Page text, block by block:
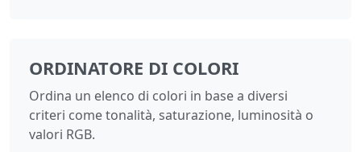
ORDINATORE DI COLORI
Ordina un elenco di colori in base a diversi
criteri come tonalità, saturazione, luminosità o
valori RGB.